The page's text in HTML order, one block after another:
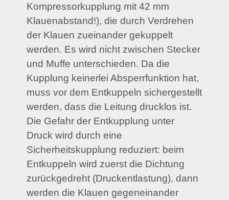
Kompressorkupplung mit 42 mm
Klauenabstand!), die durch Verdrehen
der Klauen zueinander gekuppelt
werden. Es wird nicht zwischen Stecker
und Muffe unterschieden. Da die
Kupplung keinerlei Absperrfunktion hat,
muss vor dem Entkuppeln sichergestellt
werden, dass die Leitung drucklos ist.
Die Gefahr der Entkupplung unter
Druck wird durch eine
Sicherheitskupplung reduziert: beim
Entkuppeln wird zuerst die Dichtung
zurückgedreht (Druckentlastung), dann
werden die Klauen gegeneinander